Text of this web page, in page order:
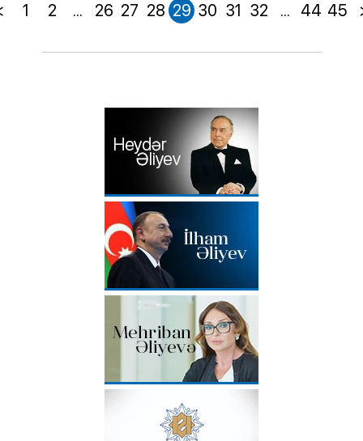
1 2 ... 26 27 28 29 30 31 32 ... 44 45